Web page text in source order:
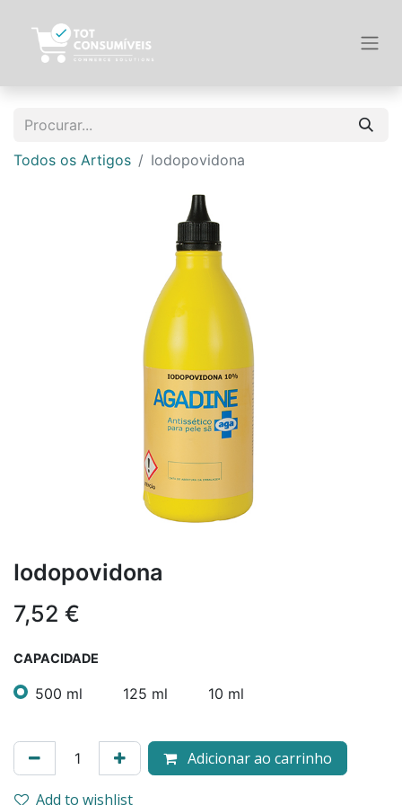
Todos os Artigos Iodopovidona
Iodopovidona
7,52 €
CAPACIDADE
500 ml 125 ml 10 ml
Adicionar ao carrinho
Add to wishlist